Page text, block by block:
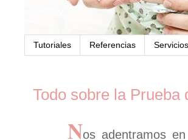
Tutoriales Referencias Servicios
Todo sobre la Prueba
Nos adentramos